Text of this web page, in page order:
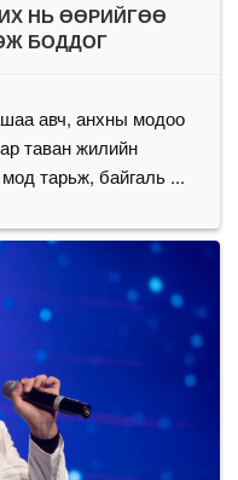
НЬ ӨӨРИЙГӨӨ
БОДДОГ
авч, анхны модоо
таван жилийн
тарьж, байгаль ...